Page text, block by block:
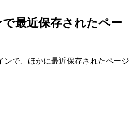
最近保存されたペー
ンで、ほかに最近保存されたページ